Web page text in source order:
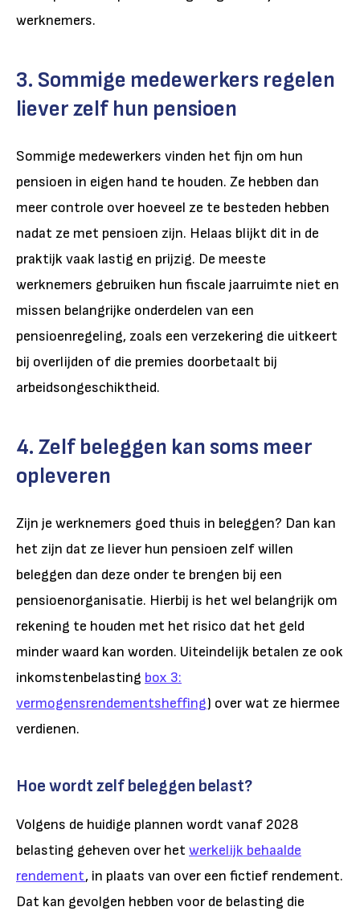
werknemers.
3. Sommige medewerkers regelen
liever zelf hun pensioen
Sommige medewerkers vinden het fijn om hun
pensioen in eigen hand te houden. Ze hebben dan
meer controle over hoeveel ze te besteden hebben
nadat ze met pensioen zijn. Helaas blijkt dit in de
praktijk vaak lastig en prijzig. De meeste
werknemers gebruiken hun fiscale jaarruimte niet en
missen belangrijke onderdelen van een
pensioenregeling, zoals een verzekering die uitkeert
bij overlijden of die premies doorbetaalt bij
arbeidsongeschiktheid.
4. Zelf beleggen kan soms meer
opleveren
Zijn je werknemers goed thuis in beleggen? Dan kan
het zijn dat ze liever hun pensioen zelf willen
beleggen dan deze onder te brengen bij een
pensioenorganisatie. Hierbij is het wel belangrijk om
rekening te houden met het risico dat het geld
minder waard kan worden. Uiteindelijk betalen ze ook
inkomstenbelasting box 3:
vermogensrendementsheffing) over wat ze hiermee
verdienen.
Hoe wordt zelf beleggen belast?
Volgens de huidige plannen wordt vanaf 2028
belasting geheven over het werkelijk behaalde
rendement, in plaats van over een fictief rendement.
Dat kan gevolgen hebben voor de belasting die